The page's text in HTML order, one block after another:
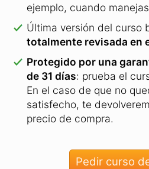
ejemplo, cuando
Última versión del curso
totalmente revisada en
Protegido por una
de 31 días: prueba el
En el caso de que no
satisfecho, te
precio de compra.
Pedir curso